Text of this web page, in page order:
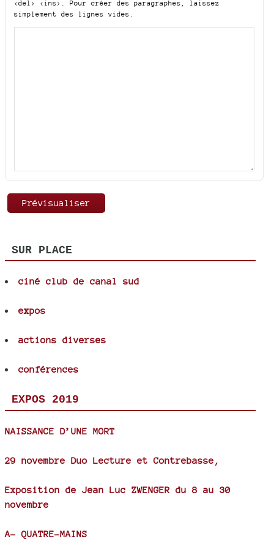
<del> <ins> . Pour créer des paragraphes, laissez
simplement des lignes vides.
SUR PLACE
ciné club de canal sud
expos
actions diverses
conférences
EXPOS 2019
NAISSANCE D’UNE MORT
29 novembre Duo Lecture et Contrebasse,
Exposition de Jean Luc ZWENGER du 8 au 30
novembre
A- QUATRE-MAINS